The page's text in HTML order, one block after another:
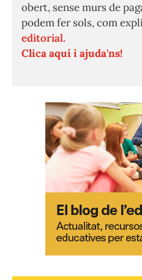
obert, sense murs de
podem fer sols, com
editorial.
Clica aquí i ajuda'ns!